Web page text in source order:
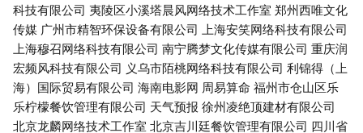
科技有限公司 夷陵区小溪塔晨风网络技术工作室 郑州西唯文化
传媒 广州市精智环保设备有限公司 上海安笑网络科技有限公司
上海穆召网络科技有限公司 南宁腾梦文化传媒有限公司 重庆润
宏频风科技有限公司 义乌市陌桃网络科技有限公司 利锦得（上
海）国际贸易有限公司 海南电影网 周易算命 福州市仓山区乐
乐柠檬餐饮管理有限公司 天气预报 徐州凌绝顶建材有限公司
北京龙麟网络技术工作室 北京吉川廷餐饮管理有限公司 四川省